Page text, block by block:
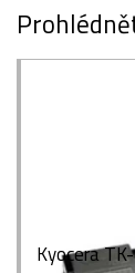
Kyocera